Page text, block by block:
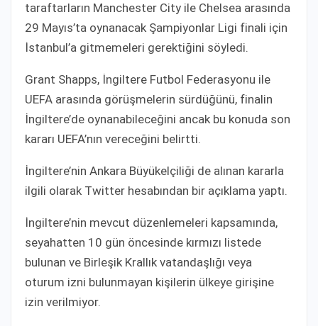
taraftarların Manchester City ile Chelsea arasında
29 Mayıs’ta oynanacak Şampiyonlar Ligi finali için
İstanbul’a gitmemeleri gerektiğini söyledi.
Grant Shapps, İngiltere Futbol Federasyonu ile
UEFA arasında görüşmelerin sürdüğünü, finalin
İngiltere’de oynanabileceğini ancak bu konuda son
kararı UEFA’nın vereceğini belirtti.
İngiltere’nin Ankara Büyükelçiliği de alınan kararla
ilgili olarak Twitter hesabından bir açıklama yaptı.
İngiltere’nin mevcut düzenlemeleri kapsamında,
seyahatten 10 gün öncesinde kırmızı listede
bulunan ve Birleşik Krallık vatandaşlığı veya
oturum izni bulunmayan kişilerin ülkeye girişine
izin verilmiyor.